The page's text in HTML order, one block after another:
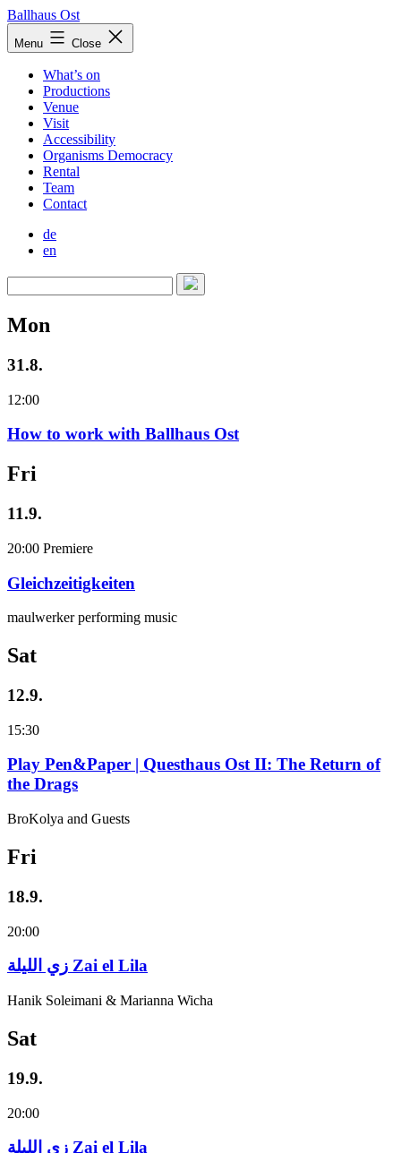
Skip
to
content
Ballhaus Ost
Ballhaus
Ost
Menu Close
What’s on
Productions
Venue
Visit
Accessibility
Organisms Democracy
Rental
Team
Contact
de
en
Mon
31.8.
12:00
How to work with Ballhaus Ost
Fri
11.9.
20:00 Premiere
Gleichzeitigkeiten
maulwerker performing music
Sat
12.9.
15:30
Play Pen&Paper | Questhaus Ost II: The Return of
the Drags
BroKolya and Guests
Fri
18.9.
20:00
زي‌ اللیلة Zai el Lila
Hanik Soleimani & Marianna Wicha
Sat
19.9.
20:00
زي‌ اللیلة Zai el Lila